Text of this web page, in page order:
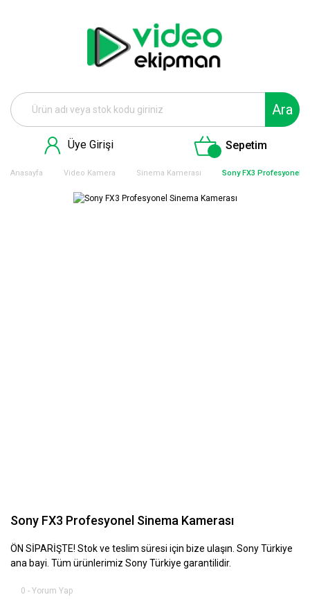
Ara
Üye Girişi Sepetim
Anasayfa Video Kamera Sinema Kamerası Sony FX3 Profesyonel
Sony FX3 Profesyonel Sinema Kamerası
ÖN SİPARİŞTE! Stok ve teslim süresi için bize ulaşın. Sony Türkiye
ana bayi. Tüm ürünlerimiz Sony Türkiye garantilidir.
0 - Yorum Yap